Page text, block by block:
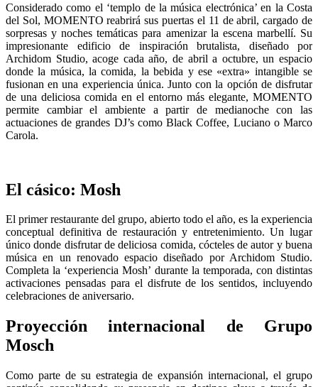
Considerado como el ‘templo de la música electrónica’ en la Costa
del Sol, MOMENTO reabrirá sus puertas el 11 de abril, cargado de
sorpresas y noches temáticas para amenizar la escena marbellí. Su
impresionante edificio de inspiración brutalista, diseñado por
Archidom Studio, acoge cada año, de abril a octubre, un espacio
donde la música, la comida, la bebida y ese «extra» intangible se
fusionan en una experiencia única. Junto con la opción de disfrutar
de una deliciosa comida en el entorno más elegante, MOMENTO
permite cambiar el ambiente a partir de medianoche con las
actuaciones de grandes DJ’s como Black Coffee, Luciano o Marco
Carola.
El cásico: Mosh
El primer restaurante del grupo, abierto todo el año, es la experiencia
conceptual definitiva de restauración y entretenimiento. Un lugar
único donde disfrutar de deliciosa comida, cócteles de autor y buena
música en un renovado espacio diseñado por Archidom Studio.
Completa la ‘experiencia Mosh’ durante la temporada, con distintas
activaciones pensadas para el disfrute de los sentidos, incluyendo
celebraciones de aniversario.
Proyección internacional de Grupo
Mosch
Como parte de su estrategia de expansión internacional, el grupo